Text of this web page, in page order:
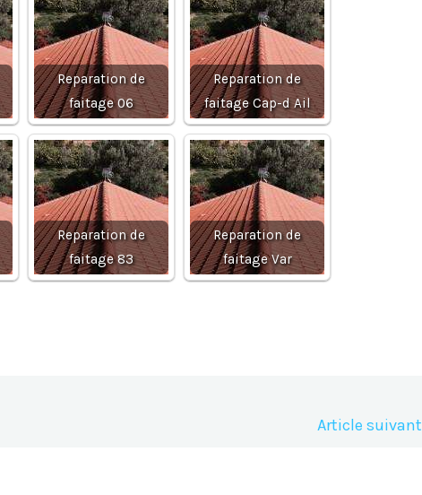
Reparation de
faitage 06
Reparation de
faitage Cap-d Ail
Reparation de
faitage 83
Reparation de
faitage Var
Article suivant